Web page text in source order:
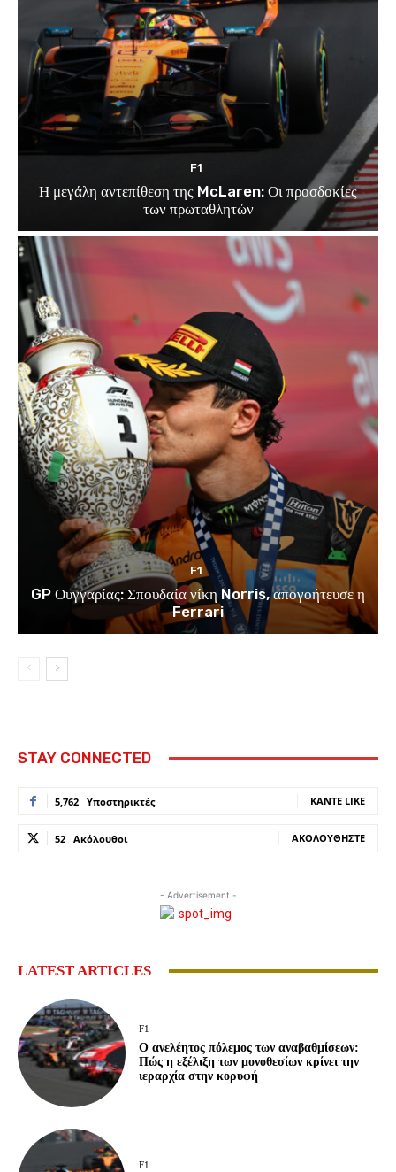
F1
Η μεγάλη αντεπίθεση της McLaren: Οι προσδοκίες
των πρωταθλητών
F1
GP Ουγγαρίας: Σπουδαία νίκη Norris, απογοήτευσε η
Ferrari
STAY CONNECTED
5,762 Υποστηρικτές ΚΆΝΤΕ LIKE
52 Ακόλουθοι ΑΚΟΛΟΥΘΉΣΤΕ
- Advertisement -
LATEST ARTICLES
F1
Ο ανελέητος πόλεμος των αναβαθμίσεων:
Πώς η εξέλιξη των μονοθεσίων κρίνει την
ιεραρχία στην κορυφή
F1